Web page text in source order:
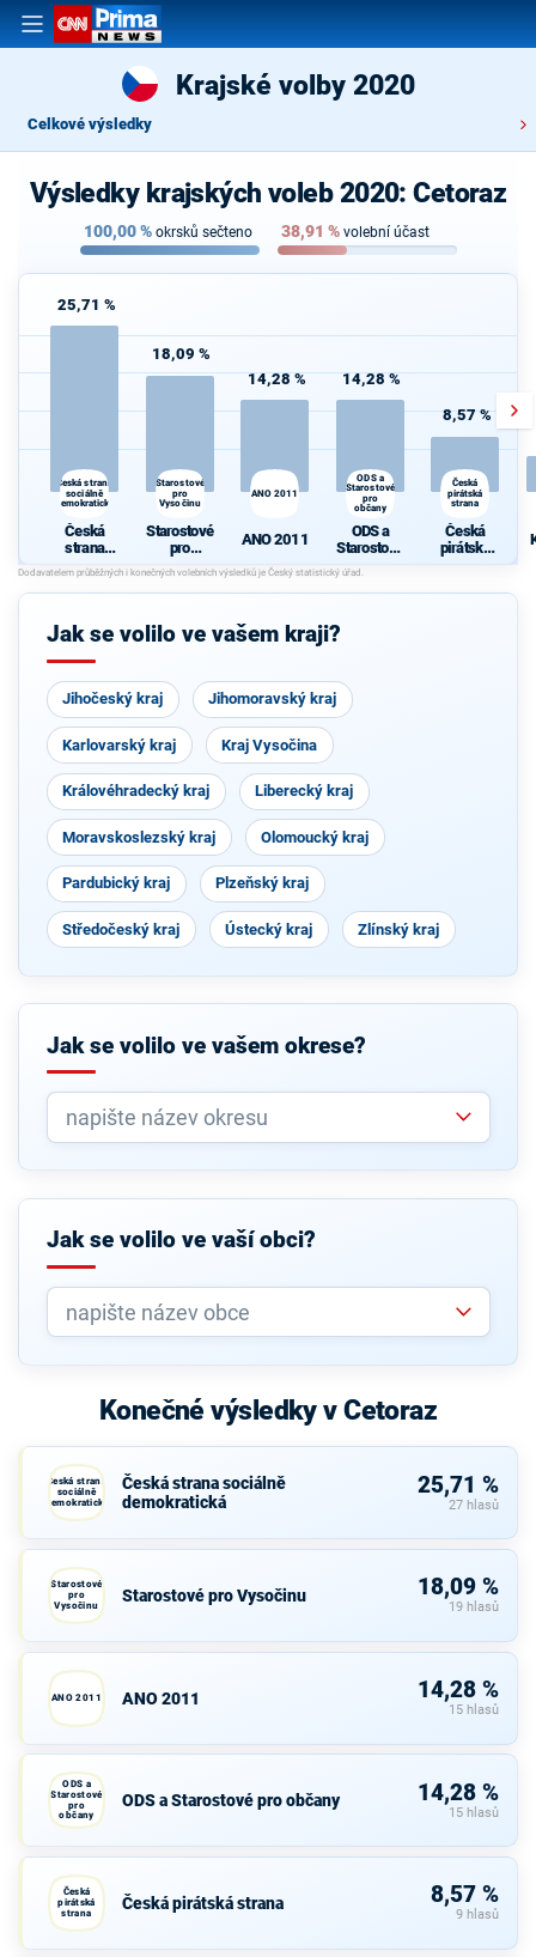
Krajské volby 2020
Celkové výsledky
Výsledky krajských voleb 2020: Cetoraz
100,00% okrsků sečteno 38,91 % volební účast
25,71 %
Česká strana
sociálně
demokratická
Česká
strana
sociálně
demokrati
cká
18,09 %
Starostové
pro
Vysočinu
Starostové
pro
Vysočinu
14,28 %
ANO 2011
ANO 2011
14,28 %
ODS a
Starostové
pro
občany
ODS a
Starostové
pro občany
8,57 %
Česká
pirátská
strana
Česká
pirátská
strana
Jak se volilo ve vašem kraji?
Jihočeský kraj Jihomoravský kraj
Karlovarský kraj Kraj Vysočina
Královéhradecký kraj Liberecký kraj
Moravskoslezský kraj Olomoucký kraj
Pardubický kraj Plzeňský kraj
Středočeský kraj Ústecký kraj Zlínský kraj
Jak se volilo ve vašem okrese?
Jak se volilo ve vaší obci?
Konečné výsledky v Cetoraz
Česká strana
sociálně
demokratická
Česká strana sociálně
demokratická
25,71 %
27 hlasů
Starostové
pro
Vysočinu
Starostové pro Vysočinu 18,09 %
19 hlasů
ANO 2011 ANO 2011 14,28 %
15 hlasů
ODS a
Starostové
pro
občany
ODS a Starostové pro občany 14,28 %
15 hlasů
Česká
pirátská
strana
Česká pirátská strana 8,57 %
9 hlasů